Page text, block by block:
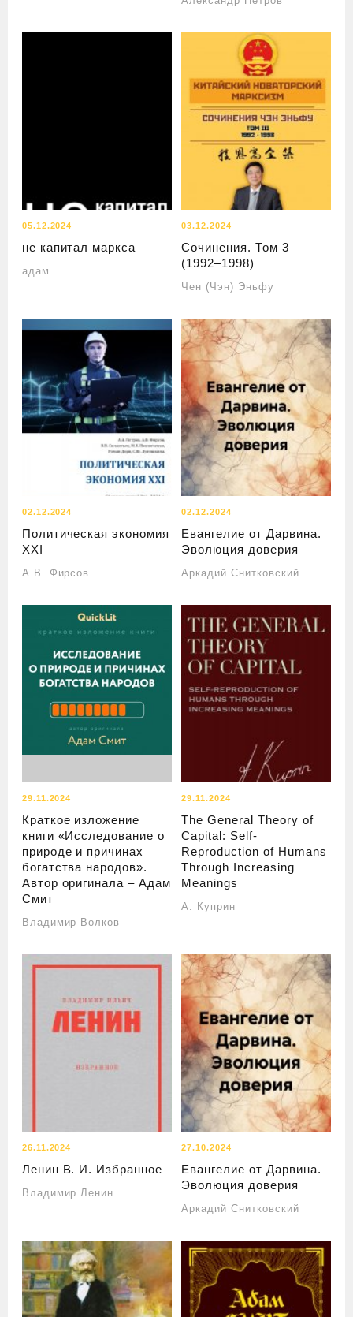
05.12.2024
не капитал маркса
адам
03.12.2024
Сочинения. Том 3
(1992–1998)
Чен (Чэн) Эньфу
02.12.2024
Политическая экономия
XXI
А.В. Фирсов
02.12.2024
Евангелие от Дарвина.
Эволюция доверия
Аркадий Снитковский
29.11.2024
Краткое изложение
книги «Исследование о
природе и причинах
богатства народов».
Автор оригинала – Адам
Смит
Владимир Волков
29.11.2024
The General Theory of
Capital: Self-
Reproduction of Humans
Through Increasing
Meanings
А. Куприн
26.11.2024
Ленин В. И. Избранное
Владимир Ленин
27.10.2024
Евангелие от Дарвина.
Эволюция доверия
Аркадий Снитковский